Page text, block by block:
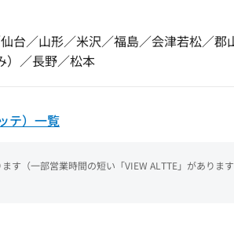
台／山形／米沢／福島／会津若松／郡
）／長野／松本
テ）一覧
（一部営業時間の短い「VIEW ALTTE」があります